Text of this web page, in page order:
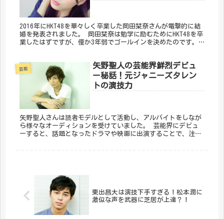
2016年にHKT48を華々しく卒業した岡田栞奈さんが電撃的に結
婚を発表されました。 岡田栞奈は勉学に励むためにHKT48を卒
業したはずですが、僅か3年弱でゴールインを決めたのです。
芸能
矢野聖人の芸能界鮮烈デビュ
ー秘話！元ジャニーズタレン
トの演技力
矢野聖人さんは読者モデルとして活動し、アルバイトをしなが
ら様々なオーディションを受けていました。 芸能界にデビュ
ーすると、話題となったドラマや映画に出演することで、注目
東出昌大は演技下手すぎる！松本潤に
激似な声を武器に芝居が上達？！